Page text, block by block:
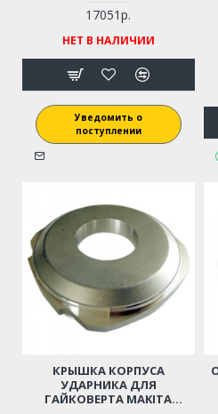
17051р.
НЕТ В НАЛИЧИИ
Уведомить о
поступлении
КРЫШКА КОРПУСА
УДАРНИКА ДЛЯ
ГАЙКОВЕРТА MAKITA